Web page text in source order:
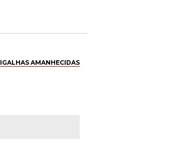
AMANHECIDAS